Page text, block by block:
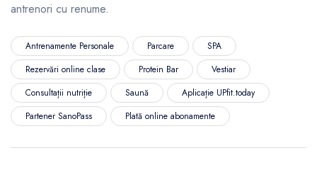
antrenori cu renume.
Antrenamente Personale Parcare
SPA
Rezervări online clase
Protein Bar
Vestiar
Consultații nutriție
Saună
Aplicație UPfit.today
Partener SanoPass
Plată online abonamente